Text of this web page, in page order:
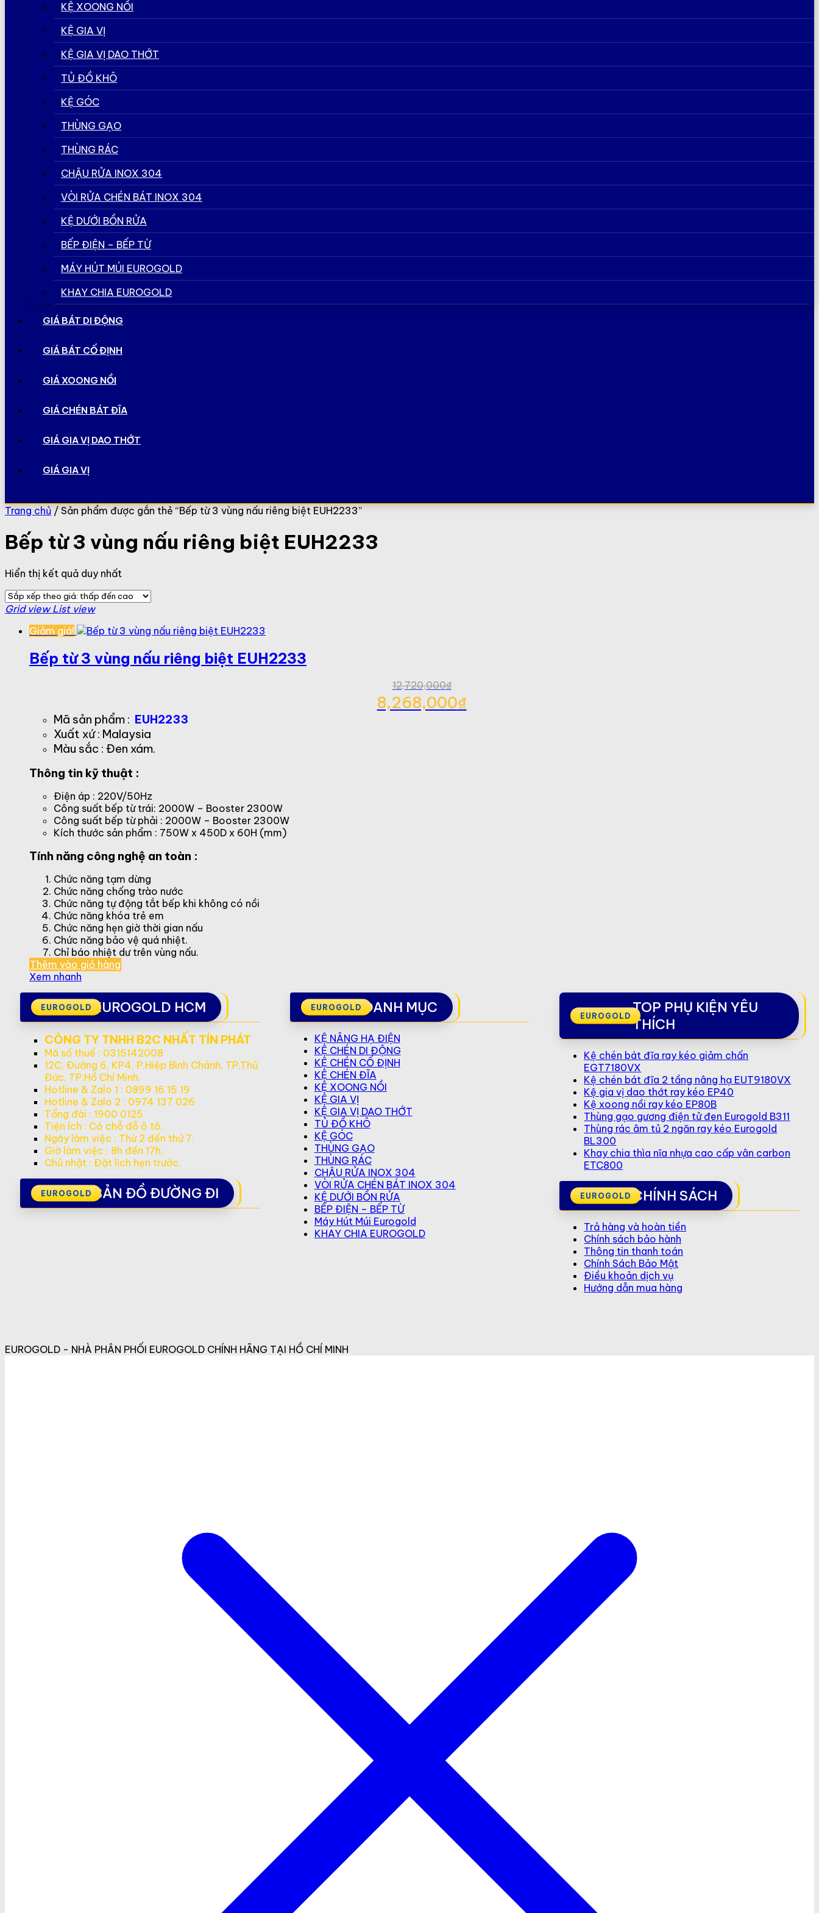
KỆ XOONG NỒI
KỆ GIA VỊ
KỆ GIA VỊ DAO THỚT
TỦ ĐỒ KHÔ
KỆ GÓC
THÙNG GẠO
THÙNG RÁC
CHẬU RỬA INOX 304
VÒI RỬA CHÉN BÁT INOX 304
KỆ DƯỚI BỒN RỬA
BẾP ĐIỆN – BẾP TỪ
MÁY HÚT MÚI EUROGOLD
KHAY CHIA EUROGOLD
GIÁ BÁT DI ĐỘNG
GIÁ BÁT CỐ ĐỊNH
GIÁ XOONG NỒI
GIÁ CHÉN BÁT ĐĨA
GIÁ GIA VỊ DAO THỚT
GIÁ GIA VỊ
Trang chủ / Sản phẩm được gắn thẻ “Bếp từ 3 vùng nấu riêng biệt EUH2233”
Bếp từ 3 vùng nấu riêng biệt EUH2233
Hiển thị kết quả duy nhất
Grid view List view
Giảm giá!
Bếp từ 3 vùng nấu riêng biệt EUH2233
12,720,000₫
12,720,000₫.
8,268,000₫
Giá
Mã sản phẩm : EUH2233
Xuất xứ : Malaysia
Màu sắc : Đen xám.
Thông tin kỹ thuật :
Điện áp : 220V/50Hz
Công suất bếp từ trái: 2000W – Booster 2300W
Công suất bếp từ phải : 2000W – Booster 2300W
Kích thước sản phẩm : 750W x 450D x 60H (mm)
Tính năng công nghệ an toàn :
Chức năng tạm dừng
Chức năng chống trào nước
Chức năng tự động tắt bếp khi không có nồi
Chức năng khóa trẻ em
Chức năng hẹn giờ thời gian nấu
Chức năng bảo vệ quá nhiệt.
Chỉ báo nhiệt dư trên vùng nấu.
Thêm vào giỏ hàng
Xem nhanh
EUROGOLD HCM
CÔNG TY TNHH B2C NHẤT TÍN PHÁT
Mã số thuế : 0315142008
12C, Đường 6, KP4, P.Hiệp Bình Chánh, TP.Thủ
Đức, TP.Hồ Chí Minh.
Hotline & Zalo 1 : 0899 16 15 19
Hotline & Zalo 2 : 0974 137 026
Tổng đài : 1900 0125
Tiện ích : Có chỗ đỗ ô tô.
Ngày làm việc : Thừ 2 đến thứ 7.
Giờ làm việc : 8h đến 17h,
Chủ nhật : Đặt lịch hẹn trước.
BẢN ĐỒ ĐƯỜNG ĐI
DANH MỤC
KỆ NÂNG HẠ ĐIỆN
KỆ CHÉN DI ĐỘNG
KỆ CHÉN CỐ ĐỊNH
KỆ CHÉN ĐĨA
KỆ XOONG NỒI
KỆ GIA VỊ
KỆ GIA VỊ DAO THỚT
TỦ ĐỒ KHÔ
KỆ GÓC
THÙNG GẠO
THÙNG RÁC
CHẬU RỬA INOX 304
VÒI RỬA CHÉN BÁT INOX 304
KỆ DƯỚI BỒN RỬA
BẾP ĐIỆN – BẾP TỪ
Máy Hút Múi Eurogold
KHAY CHIA EUROGOLD
TOP PHỤ KIỆN YÊU
THÍCH
Kệ chén bát đĩa ray kéo giảm chấn
EGT7180VX
Kệ chén bát đĩa 2 tầng nâng hạ EUT9180VX
Kệ gia vị dao thớt ray kéo EP40
Kệ xoong nồi ray kéo EP80B
Thùng gạo gương điện tử đen Eurogold B311
Thùng rác âm tủ 2 ngăn ray kéo Eurogold
BL300
Khay chia thìa nĩa nhựa cao cấp vân carbon
ETC800
CHÍNH SÁCH
Trả hàng và hoàn tiền
Chính sách bảo hành
Thông tin thanh toán
Chính Sách Bảo Mật
Điều khoản dịch vụ
Hướng dẫn mua hàng
EUROGOLD - NHÀ PHÂN PHỐI EUROGOLD CHÍNH HÃNG TẠI HỒ CHÍ MINH